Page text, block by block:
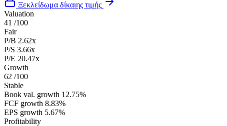
Ξεκλείδωμα δίκαιης τιμής
Valuation
41 /100
Fair
P/B 2.62x
P/S 3.66x
P/E 20.47x
Growth
62 /100
Stable
Book val. growth 12.75%
FCF growth 8.83%
EPS growth 5.67%
Profitability